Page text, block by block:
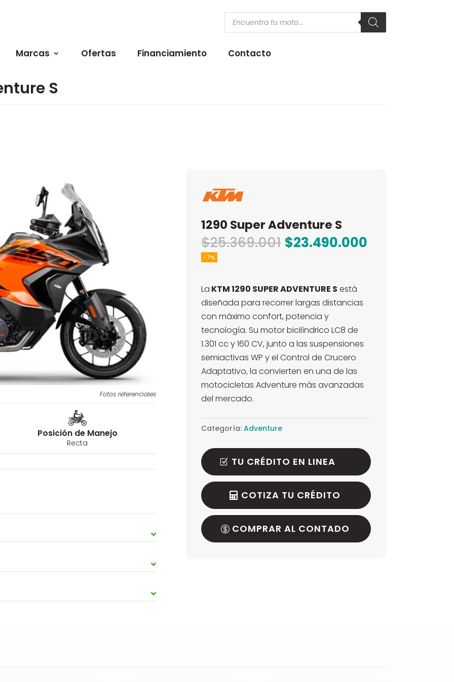
Products
search
Marcas Ofertas Financiamiento Contacto
S
Fotos referenciales
Posición de Manejo
Recta
1290 Super Adventure S
$25.369.001 El
era:
$25.369.001.
$23.490.000El
-7%
La KTM 1290 SUPER ADVENTURE S está
diseñada para recorrer largas distancias
con máximo confort, potencia y
tecnología. Su motor bicilíndrico LC8 de
1.301 cc y 160 CV, junto a las suspensiones
semiactivas WP y el Control de Crucero
Adaptativo, la convierten en una de las
motocicletas Adventure más avanzadas
del mercado.
Categoría: Adventure
TU CRÉDITO EN LINEA
COTIZA TU CRÉDITO
COMPRAR AL CONTADO